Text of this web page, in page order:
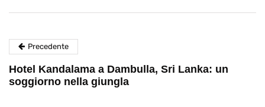
Precedente
Hotel Kandalama a Dambulla, Sri Lanka: un
soggiorno nella giungla